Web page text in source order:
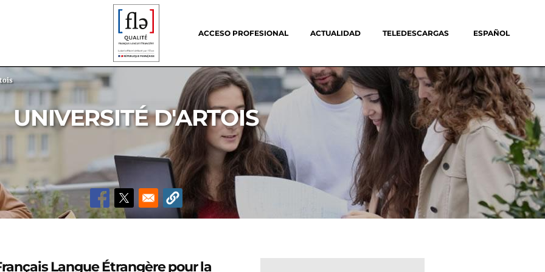
ACCESO PROFESIONAL ACTUALIDAD TELEDESCARGAS ESPAÑOL
UNIVERSITÉ D'ARTOIS
Langue Étrangère pour la